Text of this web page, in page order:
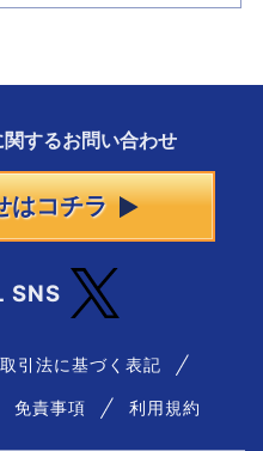
関するお問い合わせ
はコチラ
SNS
引法に基づく表記
免責事項 利用規約